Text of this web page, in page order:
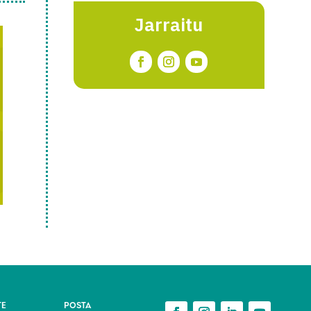
Jarraitu
POSTA